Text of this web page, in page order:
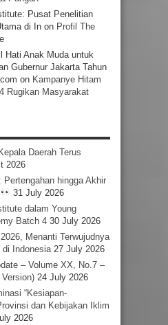
Pusat Penelitian
di In on Profil The
Hati Anak Muda untuk
Gubernur Jakarta Tahun
on Kampanye Hitam
Rugikan Masyarakat
Daerah Terus
2026
hingga Akhir
31 July 2026
dalam Young
Batch 4 30 July 2026
Menanti Terwujudnya
di Indonesia 27 July 2026
– Volume XX, No.7 –
24 July 2026
“Kesiapan-
dan Kebijakan Iklim
2026